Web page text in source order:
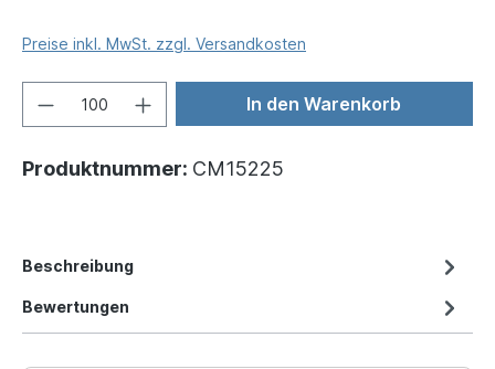
Preise inkl. MwSt. zzgl. Versandkosten
In den Warenkorb
Produktnummer: CM15225
Beschreibung
Bewertungen